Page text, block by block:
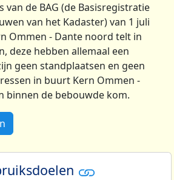
de BAG (de Basisregistratie
van het Kadaster) van 1 juli
Ommen - Dante noord telt in
deze hebben allemaal een
geen standplaatsen en geen
in buurt Kern Ommen -
binnen de bebouwde kom.